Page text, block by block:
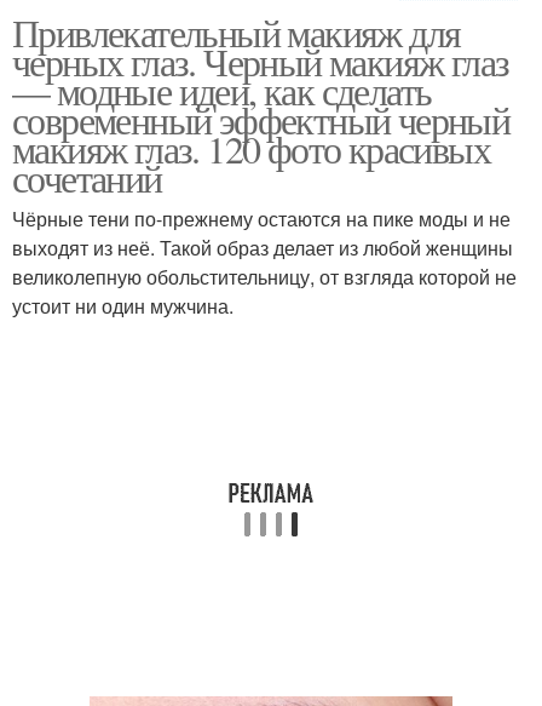
Дневный макияж
волосы
Макияж под цвет Косметики для макияжа
Привлекательный макияж для
черных глаз. Черный макияж глаз
— модные идеи, как сделать
современный эффектный черный
макияж глаз. 120 фото красивых
сочетаний
Чёрные тени по-прежнему остаются на пике моды и не
выходят из неё. Такой образ делает из любой женщины
великолепную обольстительницу, от взгляда которой не
устоит ни один мужчина.